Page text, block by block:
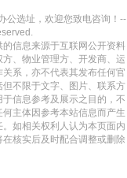
公选址，欢迎您致电咨询！--
信息来源于互联网公开资料
、物业管理方、开发商、运
系，亦不代表其发布任何官
不限于文字、图片、联系方
信息参考及展示之目的，不
主体因参考本站信息而产生
如相关权利人认为本页面内
核实后及时配合调整或删除